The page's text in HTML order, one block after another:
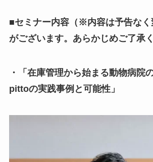
■セミナー内容（※内容は予告なく
がございます。あらかじめご了承く
・「在庫管理から始まる動物病院
pittoの実践事例と可能性」